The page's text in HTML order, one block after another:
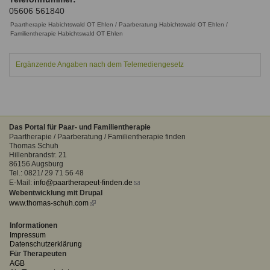
Qualität unserer Therapeuten
Seminare und Kurse
Fortbildungen
Ausbildungsinstitute
Fortbildungen
Liste der Fachverbände
Passwort*
vergessen?
Anmelden
Sitemap
Links
Formular zur Registrierung
05606 561840
Paartherapie Habichtswald OT Ehlen / Paarberatung Habichtswald OT Ehlen /
Familientherapie Habichtswald OT Ehlen
Ergänzende Angaben nach dem Telemediengesetz
Das Portal für Paar- und Familientherapie
Paartherapie / Paarberatung / Familientherapie finden
Thomas Schuh
Hillenbrandstr. 21
86156 Augsburg
Tel.: 0821/ 29 71 56 48
E-Mail: info@paartherapeut-finden.de (link
Webentwicklung mit Drupal
www.thomas-schuh.com(link
Informationen
Impressum
Datenschutzerklärung
Für Therapeuten
AGB